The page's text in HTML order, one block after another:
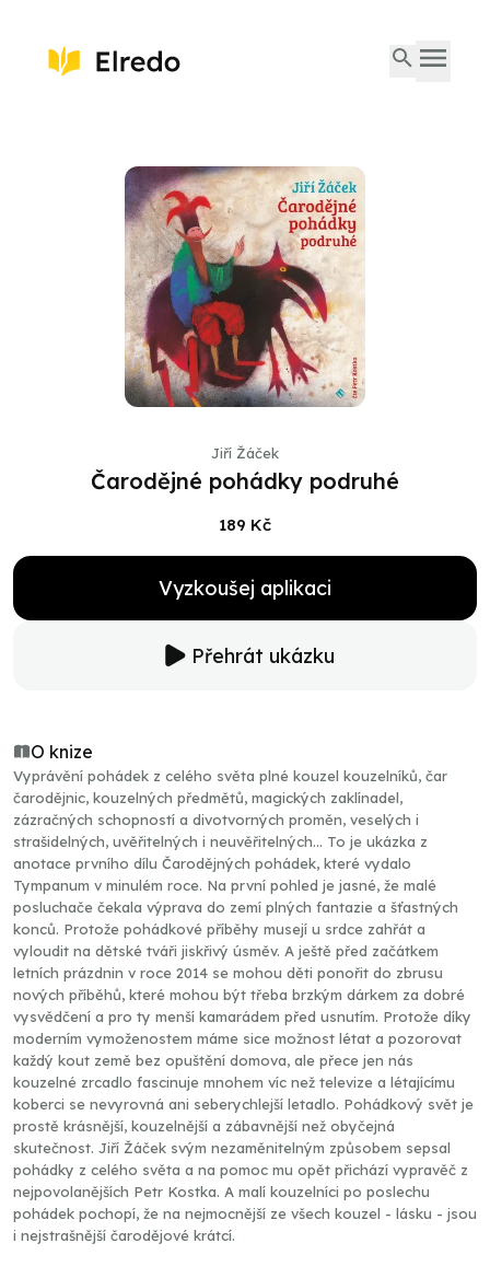
Jiří Žáček
Čarodějné pohádky podruhé
189 Kč
Vyzkoušej aplikaci
Přehrát ukázku
O knize
Vyprávění pohádek z celého světa plné kouzel kouzelníků, čar
čarodějnic, kouzelných předmětů, magických zaklínadel,
zázračných schopností a divotvorných proměn, veselých i
strašidelných, uvěřitelných i neuvěřitelných... To je ukázka z
anotace prvního dílu Čarodějných pohádek, které vydalo
Tympanum v minulém roce. Na první pohled je jasné, že malé
posluchače čekala výprava do zemí plných fantazie a šťastných
konců. Protože pohádkové příběhy musejí u srdce zahřát a
vyloudit na dětské tváři jiskřivý úsměv. A ještě před začátkem
letních prázdnin v roce 2014 se mohou děti ponořit do zbrusu
nových příběhů, které mohou být třeba brzkým dárkem za dobré
vysvědčení a pro ty menší kamarádem před usnutím. Protože díky
moderním vymoženostem máme sice možnost létat a pozorovat
každý kout země bez opuštění domova, ale přece jen nás
kouzelné zrcadlo fascinuje mnohem víc než televize a létajícímu
koberci se nevyrovná ani seberychlejší letadlo. Pohádkový svět je
prostě krásnější, kouzelnější a zábavnější než obyčejná
skutečnost. Jiří Žáček svým nezaměnitelným způsobem sepsal
pohádky z celého světa a na pomoc mu opět přichází vypravěč z
nejpovolanějších Petr Kostka. A malí kouzelníci po poslechu
pohádek pochopí, že na nejmocnější ze všech kouzel - lásku - jsou
i nejstrašnější čarodějové krátcí.